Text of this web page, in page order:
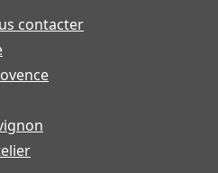
contacter